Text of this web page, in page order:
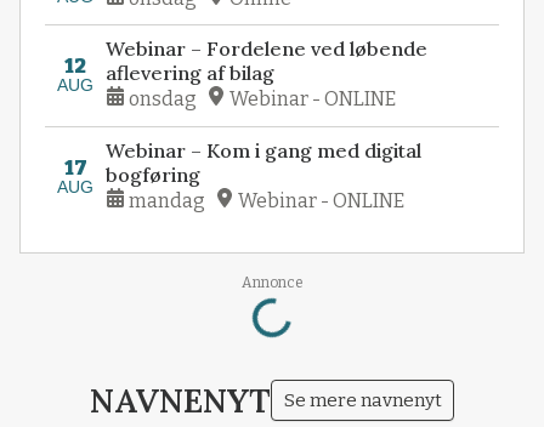
12
AUG
Webinar – Fordelene ved løbende
aflevering af bilag
onsdag Webinar - ONLINE
17
AUG
Webinar – Kom i gang med digital
bogføring
mandag Webinar - ONLINE
Annonce
Loading...
NAVNENYT Se mere navnenyt